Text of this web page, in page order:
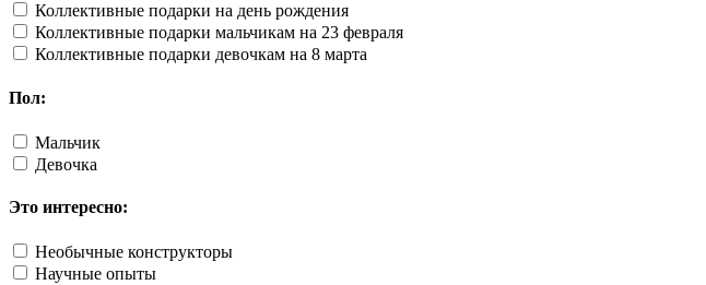
Коллективные подарки на день рождения
Коллективные подарки мальчикам на 23 февраля
Коллективные подарки девочкам на 8 марта
Пол:
Мальчик
Девочка
Это интересно:
Необычные конструкторы
Научные опыты